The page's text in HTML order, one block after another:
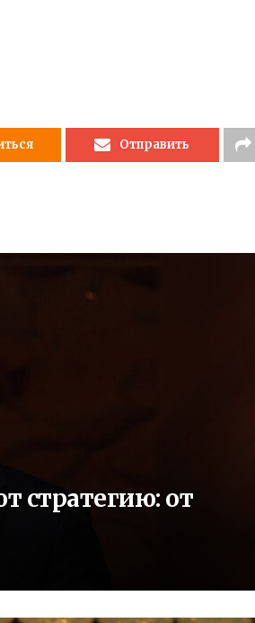
Отправить
стратегию: от